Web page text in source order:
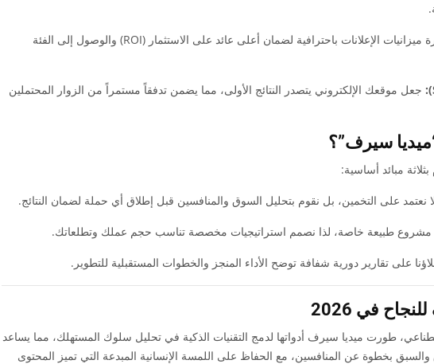
إدارة ميزانيات الإعلانات باحترافية لضمان أعلى عائد على الاستثمار (ROI) والوصول إلى الفئة
جعل موقعك الإلكتروني يتصدر النتائج الأولى، مما يضمن تدفقاً مستمراً من الزوار المحتملين
سيرف”؟
مبائد أساسية:
نعتمد على التخمين، بل نقوم بتحليل السوق والمنافسين قبل إطلاق أي حملة لضمان النتائج.
طبيعة خاصة، لذا نصمم استراتيجيات مخصصة تناسب حجم عملك وتطلعاتك.
على تقارير دورية شفافة توضح الأداء المنجز والخطوات المستقبلية للتطوير.
في 2026
طورت ميديا سيرف أدواتها لدمج التقنيات الذكية في تحليل سلوك المستهلك، مما يساعد
بخطوة عن المنافسين، مع الحفاظ على اللمسة الإنسانية المبدعة التي تميز المحتوى